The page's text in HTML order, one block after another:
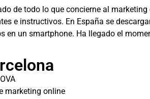
de todo lo que concierne al
e instructivos. En España se
en un smartphone. Ha llegado el
marketing online